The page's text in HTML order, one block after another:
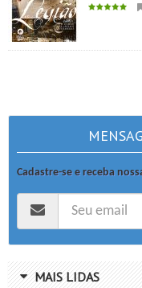
Cadastre-se e receba
MAIS LIDAS